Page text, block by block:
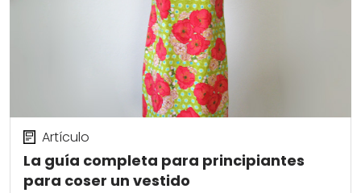
La guía completa para principiantes
para coser un vestido
Artículo